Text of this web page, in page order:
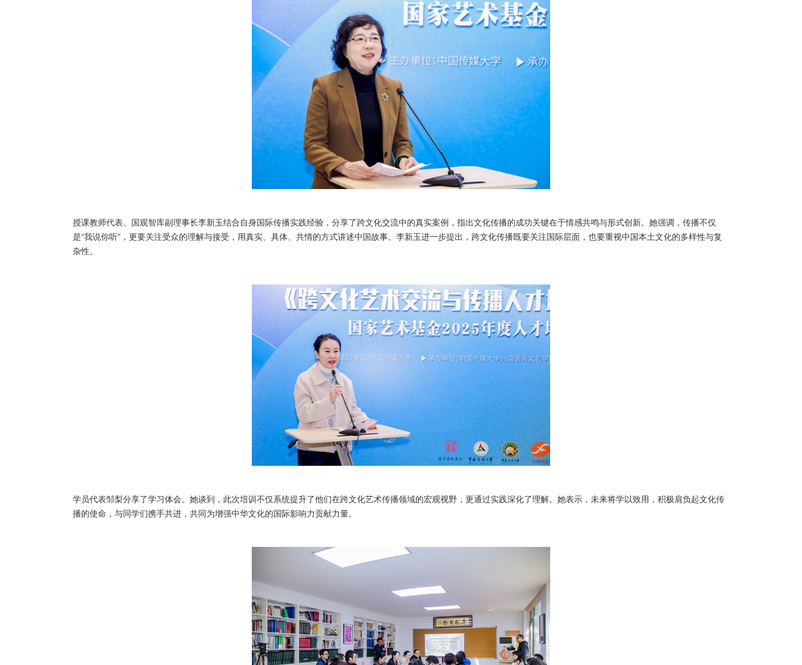
授课教师代表、国观智库副理事长李新玉结合自身国际传播实践经验，分享了跨文化交流中的真实案例，指出文化传播的成功关键在于情感共鸣与形式创新。她强调，传播不仅
是“我说你听”，更要关注受众的理解与接受，用真实、具体、共情的方式讲述中国故事。李新玉进一步提出，跨文化传播既要关注国际层面，也要重视中国本土文化的多样性与复
杂性。
学员代表邹梨分享了学习体会。她谈到，此次培训不仅系统提升了他们在跨文化艺术传播领域的宏观视野，更通过实践深化了理解。她表示，未来将学以致用，积极肩负起文化传
播的使命，与同学们携手共进，共同为增强中华文化的国际影响力贡献力量。